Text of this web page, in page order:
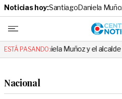
Noticias hoy:SantiagoDaniela
ESTÁ PASANDO:
Muñoz y el alcalde de
Nacional